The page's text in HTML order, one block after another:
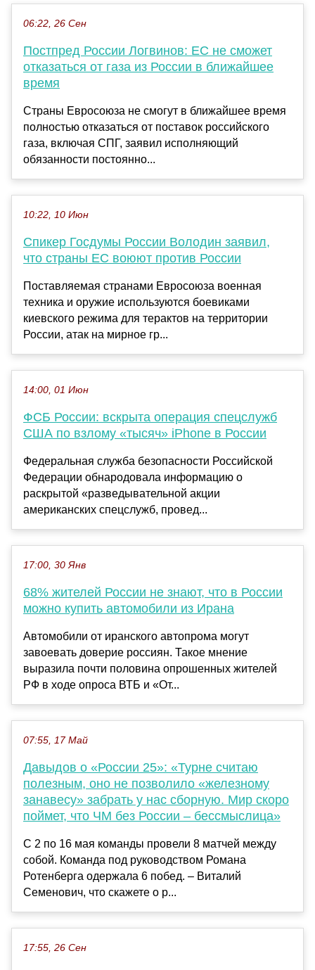
06:22, 26 Сен
Постпред России Логвинов: ЕС не сможет
отказаться от газа из России в ближайшее
время
Страны Евросоюза не смогут в ближайшее время
полностью отказаться от поставок российского
газа, включая СПГ, заявил исполняющий
обязанности постоянно...
10:22, 10 Июн
Спикер Госдумы России Володин заявил,
что страны ЕС воюют против России
Поставляемая странами Евросоюза военная
техника и оружие используются боевиками
киевского режима для терактов на территории
России, атак на мирное гр...
14:00, 01 Июн
ФСБ России: вскрыта операция спецслужб
США по взлому «тысяч» iPhone в России
Федеральная служба безопасности Российской
Федерации обнародовала информацию о
раскрытой «разведывательной акции
американских спецслужб, провед...
17:00, 30 Янв
68% жителей России не знают, что в России
можно купить автомобили из Ирана
Автомобили от иранского автопрома могут
завоевать доверие россиян. Такое мнение
выразила почти половина опрошенных жителей
РФ в ходе опроса ВТБ и «От...
07:55, 17 Май
Давыдов о «России 25»: «Турне считаю
полезным, оно не позволило «железному
занавесу» забрать у нас сборную. Мир скоро
поймет, что ЧМ без России – бессмыслица»
С 2 по 16 мая команды провели 8 матчей между
собой. Команда под руководством Романа
Ротенберга одержала 6 побед. – Виталий
Семенович, что скажете о р...
17:55, 26 Сен